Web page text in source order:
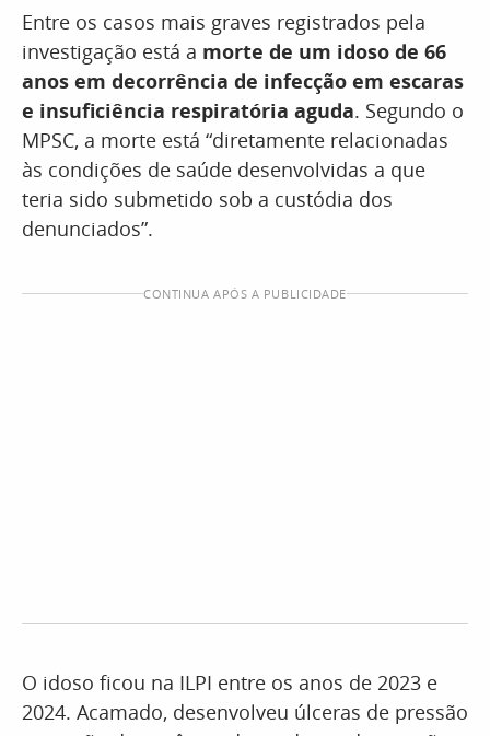
Entre os casos mais graves registrados pela
investigação está a morte de um idoso de 66
anos em decorrência de infecção em escaras
e insuficiência respiratória aguda. Segundo o
MPSC, a morte está “diretamente relacionadas
às condições de saúde desenvolvidas a que
teria sido submetido sob a custódia dos
denunciados”.
CONTINUA APÓS A PUBLICIDADE
O idoso ficou na ILPI entre os anos de 2023 e
2024. Acamado, desenvolveu úlceras de pressão